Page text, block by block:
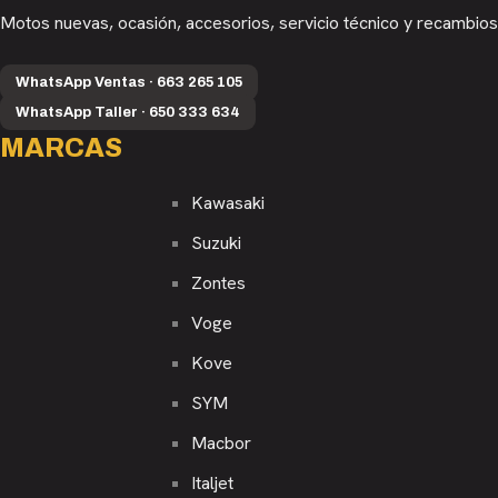
Motos nuevas, ocasión, accesorios, servicio técnico y
WhatsApp Ventas · 663 265 105
WhatsApp Taller · 650 333 634
MARCAS
Kawasaki
Suzuki
Zontes
Voge
Kove
SYM
Macbor
Italjet